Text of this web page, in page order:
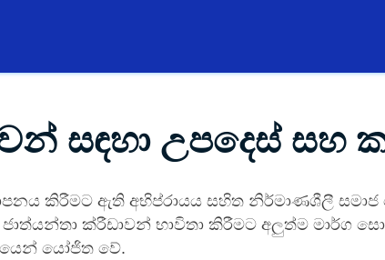
සඳහා උපදෙස් සහ
කිරීමට ඇති අභිප්රායය සහිත නිර්මාණශීලී
ක්රීඩාවන් භාවිතා කිරීමට අලුත්ම මාර්ග
යෝජිත වේ.